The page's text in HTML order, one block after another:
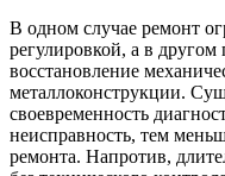
В одном случае ремонт
регулировкой, а в другом
восстановление
металлоконструкции.
своевременность
неисправность, тем
ремонта. Напротив,